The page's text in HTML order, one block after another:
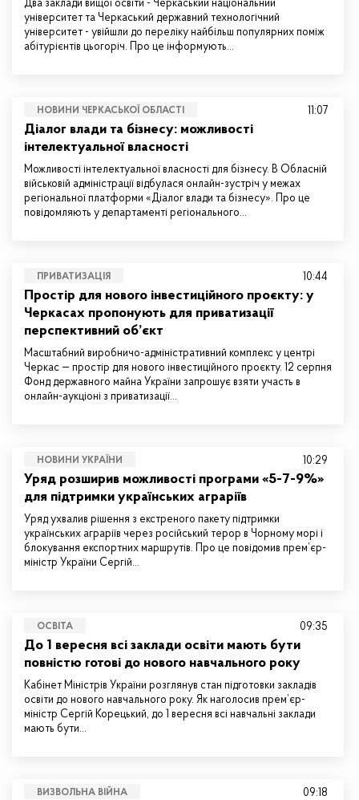
Два заклади вищої освіти - Черкаський національний
університет та Черкаський державний технологічний
університет - увійшли до переліку найбільш популярних поміж
абітурієнтів цьогоріч. Про це інформують…
НОВИНИ ЧЕРКАСЬКОЇ ОБЛАСТІ
Діалог влади та бізнесу: можливості
інтелектуальної власності
Можливості інтелектуальної власності для бізнесу. В Обласній
військовій адміністрації відбулася онлайн-зустріч у межах
регіональної платформи «Діалог влади та бізнесу». Про це
повідомляють у департаменті регіонального…
11:07
ПРИВАТИЗАЦІЯ
Простір для нового інвестиційного проєкту: у
Черкасах пропонують для приватизації
перспективний об’єкт
Масштабний виробничо-адміністративний комплекс у центрі
Черкас — простір для нового інвестиційного проєкту. 12 серпня
Фонд державного майна України запрошує взяти участь в
онлайн-аукціоні з приватизації…
10:44
НОВИНИ УКРАЇНИ
Уряд розширив можливості програми «5-7-9%»
для підтримки українських аграріїв
Уряд ухвалив рішення з екстреного пакету підтримки
українських аграріїв через російський терор в Чорному морі і
блокування експортних маршрутів. Про це повідомив прем’єр-
міністр України Сергій…
10:29
ОСВІТА
До 1 вересня всі заклади освіти мають бути
повністю готові до нового навчального року
Кабінет Міністрів України розглянув стан підготовки закладів
освіти до нового навчального року. Як наголосив прем’єр-
міністр Сергій Корецький, до 1 вересня всі навчальні заклади
мають бути…
09:35
ВИЗВОЛЬНА ВІЙНА 09:18